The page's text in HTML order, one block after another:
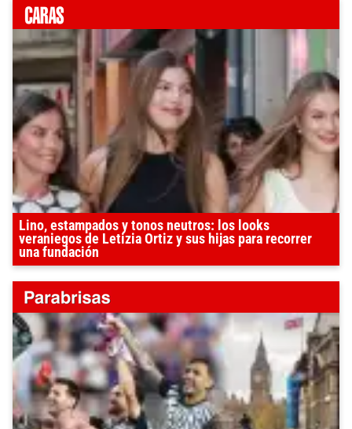
Lino, estampados y tonos neutros: los looks
veraniegos de Letizia Ortiz y sus hijas para recorrer
una fundación